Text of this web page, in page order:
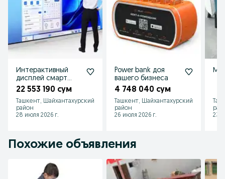
Интерактивный
дисплей смарт
доска
22 553 190 сум
Ташкент, Шайхантахурский
район
28 июля 2026 г.
Power bank доя
вашего бизнеса
4 748 040 сум
Ташкент, Шайхантахурский
район
26 июля 2026 г.
23
Похожие объявления